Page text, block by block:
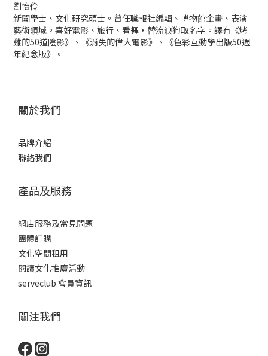
劉怡伶
新聞學士、文化研究碩士。曾任職報社編輯、博物館企畫、表演
藝術領域。喜好電影、旅行、看舞，替流浪狗取名字。譯有《烤
雞的50道陰影》、《消失的偉大電影》、《色彩互動學出版50週
年紀念版》。
關於我們
品牌介紹
聯絡我們
產品及服務
網店服務及常見問題
團體訂購
文化空間租用
閱讀文化推廣活動
serveclub 會員資訊
關注我們